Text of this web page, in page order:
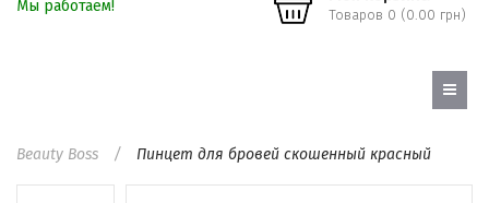
Мы работаем!
Товаров 0 (0.00 грн)
Beauty Boss Пинцет для бровей скошенный красный